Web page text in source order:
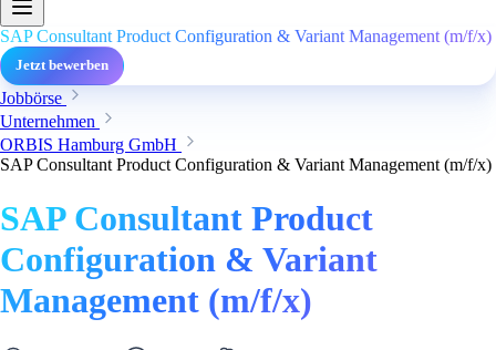
SAP Consultant Product Configuration & Variant Management (m/f/x)
Jetzt bewerben
Jobbörse
Unternehmen
ORBIS Hamburg GmbH
SAP Consultant Product Configuration & Variant Management (m/f/x)
SAP Consultant Product
Configuration & Variant
Management (m/f/x)